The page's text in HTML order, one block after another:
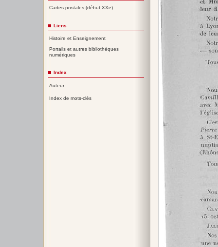
Cartes postales (début XXe)
Liens
Histoire et Enseignement
Portails et autres bibliothèques
numériques
Index
Auteur
Index de mots-clés